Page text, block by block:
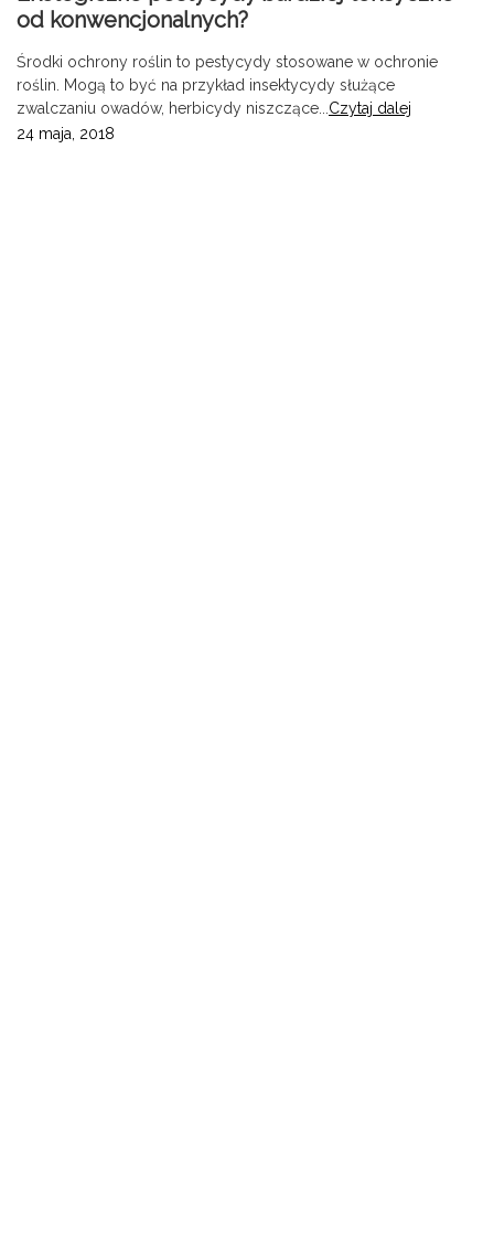
od konwencjonalnych?
Środki ochrony roślin to pestycydy stosowane w ochronie
roślin. Mogą to być na przykład insektycydy służące
zwalczaniu owadów, herbicydy niszczące... Czytaj dalej
24 maja, 2018